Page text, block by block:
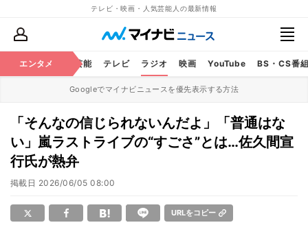
テレビ・映画・人気芸能人の最新情報
エンタメ 芸能 テレビ ラジオ 映画 YouTube BS・CS番
Googleでマイナビニュースを優先表示する方法
「そんなの信じられないんだよ」「普通はな
い」嵐ラストライブの“すごさ”とは…佐久間宣
行氏が熱弁
掲載日 2026/06/05 08:00
URLをコピー